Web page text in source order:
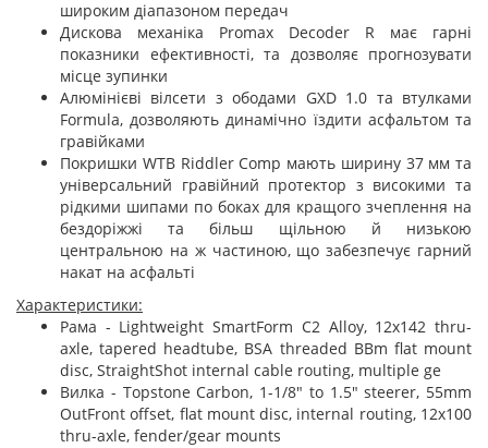
широким діапазоном передач
Дискова механіка Promax Decoder R має гарні
показники ефективності, та дозволяє прогнозувати
місце зупинки
Алюмінієві вілсети з ободами GXD 1.0 та втулками
Formula, дозволяють динамічно їздити асфальтом та
гравійками
Покришки WTB Riddler Comp мають ширину 37 мм та
універсальний гравійний протектор з високими та
рідкими шипами по боках для кращого зчеплення на
бездоріжжі та більш щільною й низькою
центральною на ж частиною, що забезпечує гарний
накат на асфальті
Характеристики:
Рама - Lightweight SmartForm C2 Alloy, 12x142 thru-
axle, tapered headtube, BSA threaded BBm flat mount
disc, StraightShot internal cable routing, multiple ge
Вилка - Topstone Carbon, 1-1/8" to 1.5" steerer, 55mm
OutFront offset, flat mount disc, internal routing, 12x100
thru-axle, fender/gear mounts